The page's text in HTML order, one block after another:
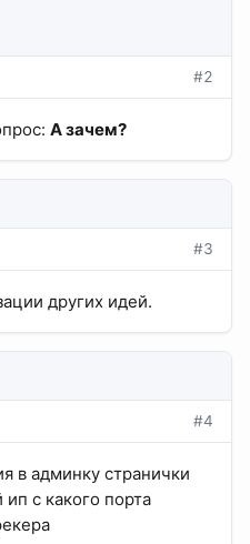
#2
А зачем?
#3
других идей.
#4
в админку странички
ип с какого порта